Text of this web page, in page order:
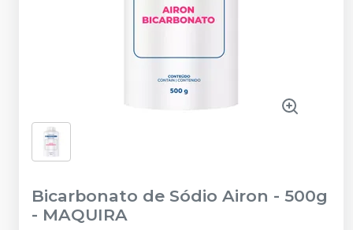
Bicarbonato de Sódio Airon - 500g
- MAQUIRA